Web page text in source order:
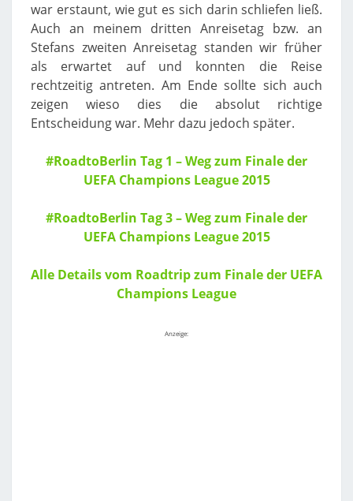
war erstaunt, wie gut es sich darin schliefen ließ.
Auch an meinem dritten Anreisetag bzw. an
Stefans zweiten Anreisetag standen wir früher
als erwartet auf und konnten die Reise
rechtzeitig antreten. Am Ende sollte sich auch
zeigen wieso dies die absolut richtige
Entscheidung war. Mehr dazu jedoch später.
#RoadtoBerlin Tag 1 – Weg zum Finale der
UEFA Champions League 2015
#RoadtoBerlin Tag 3 – Weg zum Finale der
UEFA Champions League 2015
Alle Details vom Roadtrip zum Finale der UEFA
Champions League
Anzeige: